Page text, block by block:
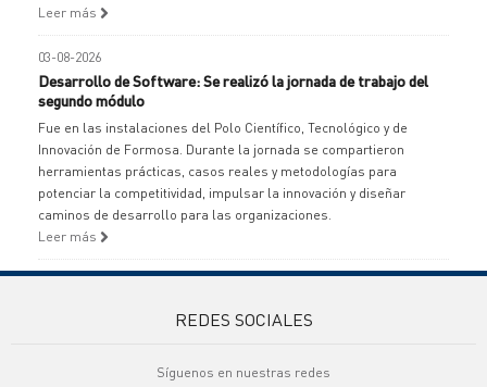
Leer más
03-08-2026
Desarrollo de Software: Se realizó la jornada de trabajo del
segundo módulo
Fue en las instalaciones del Polo Científico, Tecnológico y de
Innovación de Formosa. Durante la jornada se compartieron
herramientas prácticas, casos reales y metodologías para
potenciar la competitividad, impulsar la innovación y diseñar
caminos de desarrollo para las organizaciones.
Leer más
REDES SOCIALES
Síguenos en nuestras redes